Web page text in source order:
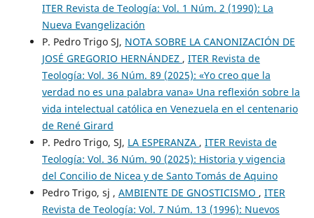
ITER Revista de Teología: Vol. 1 Núm. 2 (1990): La
Nueva Evangelización
P. Pedro Trigo SJ, NOTA SOBRE LA CANONIZACIÓN DE
JOSÉ GREGORIO HERNÁNDEZ , ITER Revista de
Teología: Vol. 36 Núm. 89 (2025): «Yo creo que la
verdad no es una palabra vana» Una reflexión sobre la
vida intelectual católica en Venezuela en el centenario
de René Girard
P. Pedro Trigo, SJ, LA ESPERANZA , ITER Revista de
Teología: Vol. 36 Núm. 90 (2025): Historia y vigencia
del Concilio de Nicea y de Santo Tomás de Aquino
Pedro Trigo, sj , AMBIENTE DE GNOSTICISMO , ITER
Revista de Teología: Vol. 7 Núm. 13 (1996): Nuevos